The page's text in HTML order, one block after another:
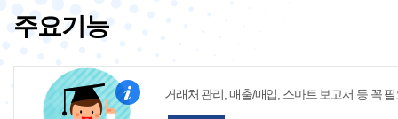
주요기능
거래처 관리, 매출/매입, 스마트 보고서 등 꼭